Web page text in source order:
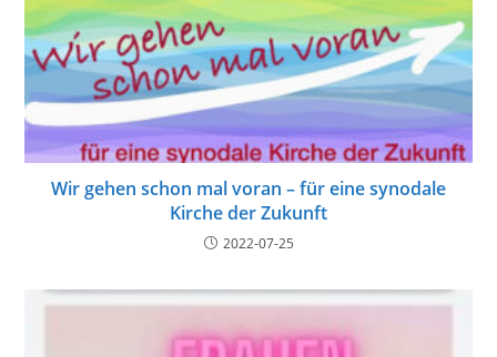
Wir gehen schon mal voran – für eine synodale
Kirche der Zukunft
2022-07-25